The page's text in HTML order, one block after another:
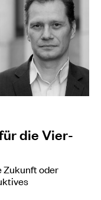
die Vier-
Zukunft oder